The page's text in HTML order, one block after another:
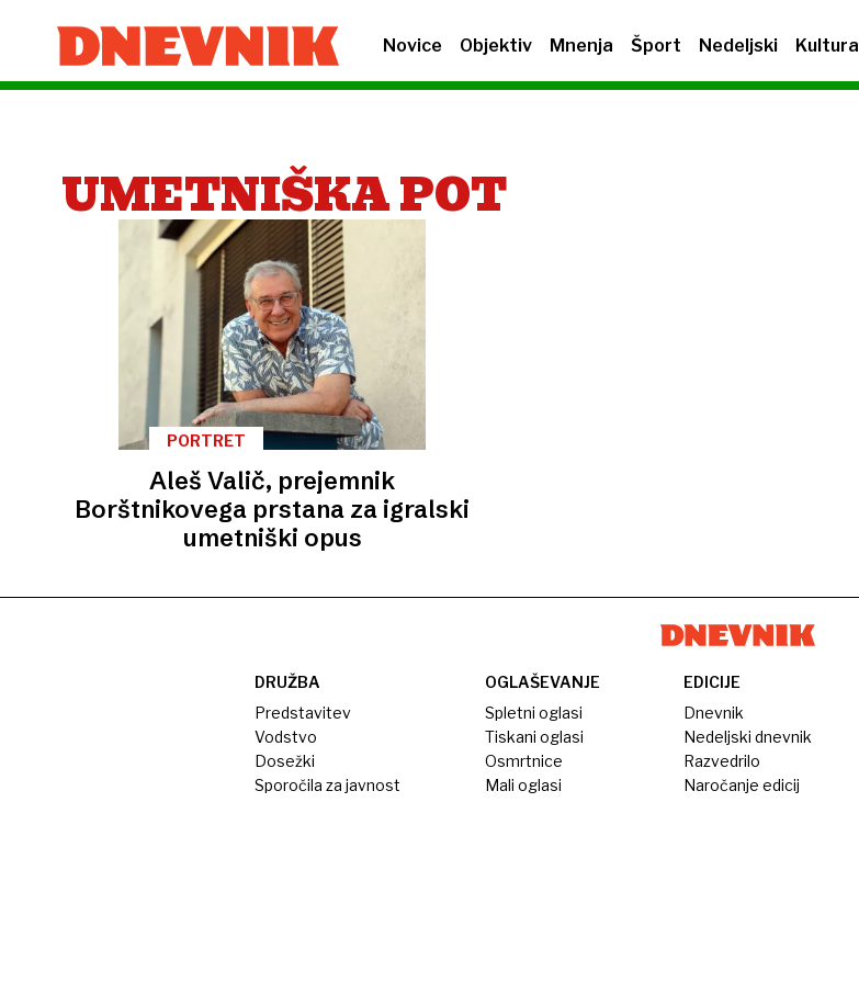
Novice Objektiv Mnenja Šport Nedeljski Kultura
UMETNIŠKA POT
PORTRET
Aleš Valič, prejemnik
Borštnikovega prstana za igralski
umetniški opus
DRUŽBA
Predstavitev
Vodstvo
Dosežki
Sporočila za javnost
OGLAŠEVANJE
Spletni oglasi
Tiskani oglasi
Osmrtnice
Mali oglasi
EDICIJE
Dnevnik
Nedeljski dnevnik
Razvedrilo
Naročanje edicij